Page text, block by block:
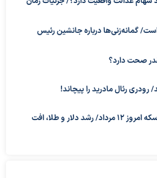
گمانه‌زنی‌ها درباره جانشین رئیس
صحت دارد؟
رئال مادرید را پیچاند!
قیمت دلار،قیمت طلا و سکه امروز ۱۲ مرداد/ رشد دلار و طلا، افت